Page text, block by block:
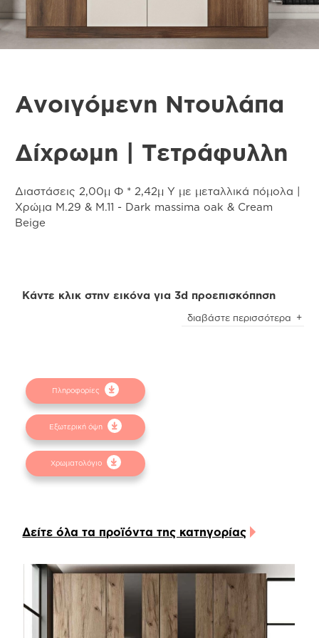
Ανοιγόμενη Ντουλάπα
Δίχρωμη | Τετράφυλλη
Διαστάσεις 2,00μ Φ * 2,42μ Υ με μεταλλικά πόμολα |
Χρώμα Μ.29 & M.11 - Dark massima oak & Cream
Beige
Κάντε κλικ στην εικόνα για 3d προεπισκόπηση
! Ενδέχεται να υπάρχει μικρή χρωματική
δειγματολόγια στα φυσικά καταστήματα.
διαβάστε περισσότερα
Πληροφορίες
Εξωτερική όψη
Χρωματολόγιο
Δείτε όλα τα προϊόντα της κατηγορίας